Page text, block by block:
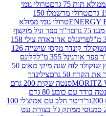
טרולי גומי
טרולי מרשמלו 150
טרולי גומי ממולא
ד"ר פפר וניל מוקצף
פרינגלס אדובאדה צילי 158
שוקולד קינדר מקסי שישייה 126
מ"ל
קלוגס
גונץ שוקולד לוח שנה מיקי מאוס 50
צילינדר
סנטה שקית 200 גרם
סנטה בודד עם כובע 80 גרם
ריטר חלב עם אמיצ'לי 100
ג'ל בצורת עט